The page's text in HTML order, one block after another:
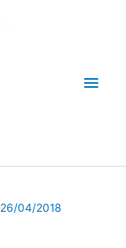
26/04/2018